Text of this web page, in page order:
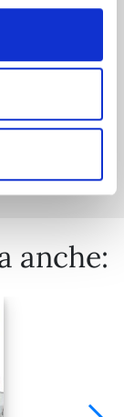
anche: